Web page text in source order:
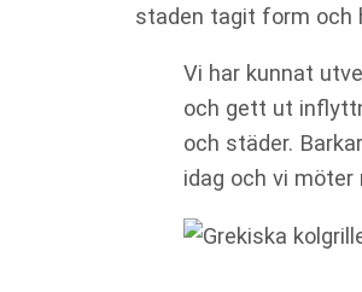
staden tagit form och
Vi har kunnat
och gett ut
och städer.
idag och vi möter